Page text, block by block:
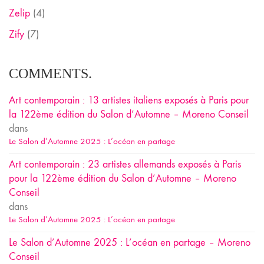
Zelip (4)
Zify (7)
COMMENTS.
Art contemporain : 13 artistes italiens exposés à Paris pour
la 122ème édition du Salon d’Automne – Moreno Conseil
dans
Le Salon d’Automne 2025 : L’océan en partage
Art contemporain : 23 artistes allemands exposés à Paris
pour la 122ème édition du Salon d’Automne – Moreno
Conseil
dans
Le Salon d’Automne 2025 : L’océan en partage
Le Salon d’Automne 2025 : L’océan en partage – Moreno
Conseil